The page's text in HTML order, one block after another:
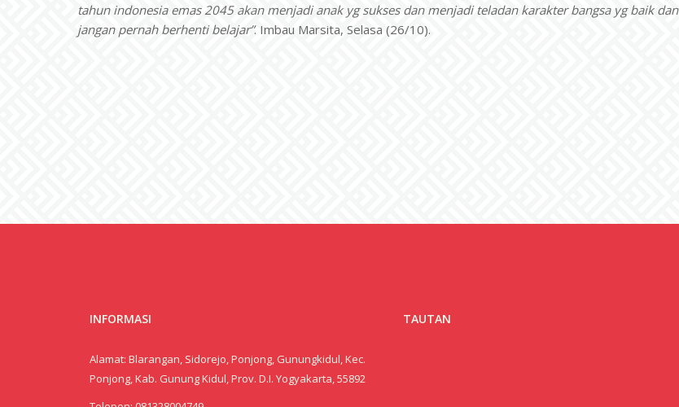
tahun indonesia emas 2045 akan menjadi anak yg sukses dan menjadi teladan karakter bangsa yg baik dan
jangan pernah berhenti belajar”. Imbau Marsita, Selasa (26/10).
INFORMASI
Alamat: Blarangan, Sidorejo, Ponjong, Gunungkidul, Kec.
Ponjong, Kab. Gunung Kidul, Prov. D.I. Yogyakarta, 55892
TAUTAN